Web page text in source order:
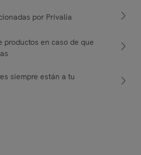
por Privalia
productos en caso de que
siempre están a tu